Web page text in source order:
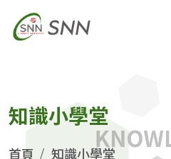
知識小學堂
首頁
知識小學堂